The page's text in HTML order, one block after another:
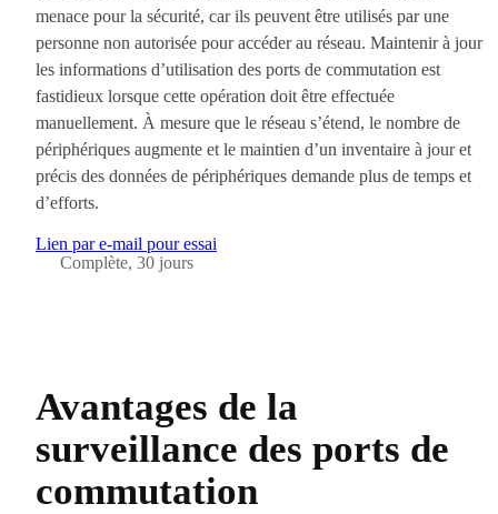
menace pour la sécurité, car ils peuvent être utilisés par une
personne non autorisée pour accéder au réseau. Maintenir à jour
les informations d’utilisation des ports de commutation est
fastidieux lorsque cette opération doit être effectuée
manuellement. À mesure que le réseau s’étend, le nombre de
périphériques augmente et le maintien d’un inventaire à jour et
précis des données de périphériques demande plus de temps et
d’efforts.
Lien par e-mail pour essai
Complète, 30 jours
Avantages de la
surveillance des ports de
commutation